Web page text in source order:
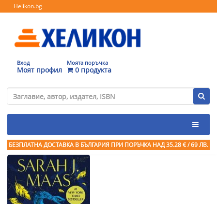
Helikon.bg
Вход
Моят профил
Моята поръчка
0 продукта
БЕЗПЛАТНА ДОСТАВКА В БЪЛГАРИЯ ПРИ ПОРЪЧКА НАД 35.28 € / 69 ЛВ.